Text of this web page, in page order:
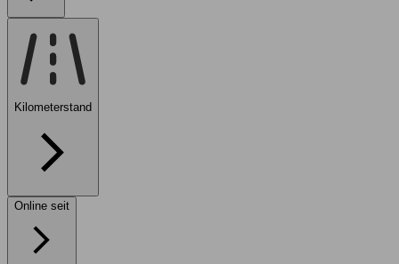
Kilometerstand
Online seit